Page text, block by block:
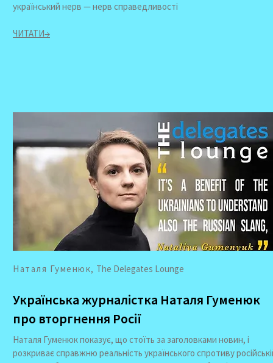
український нерв — нерв справедливості
ЧИТАТИ→
Наталя Гуменюк, The Delegates Lounge
Українська журналістка Наталя Гуменюк
про вторгнення Росії
Наталя Гуменюк показує, що стоїть за заголовками новин, і
розкриває справжню реальність українського спротиву